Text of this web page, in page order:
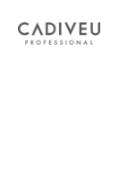
to